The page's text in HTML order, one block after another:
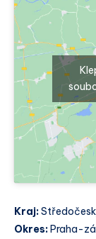
Kraj:
Okres: Praha-